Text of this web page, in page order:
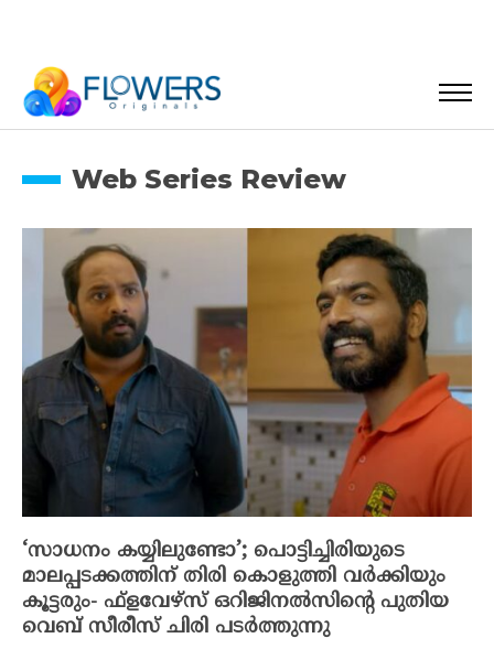
Web Series Review
‘സാധനം കയ്യിലുണ്ടോ’; പൊട്ടിച്ചിരിയുടെ
മാലപ്പടക്കത്തിന് തിരി കൊളുത്തി വർക്കിയും
കൂട്ടരും- ഫ്ളവേഴ്സ് ഒറിജിനൽസിന്റെ പുതിയ
വെബ് സീരീസ് ചിരി പടർത്തുന്നു